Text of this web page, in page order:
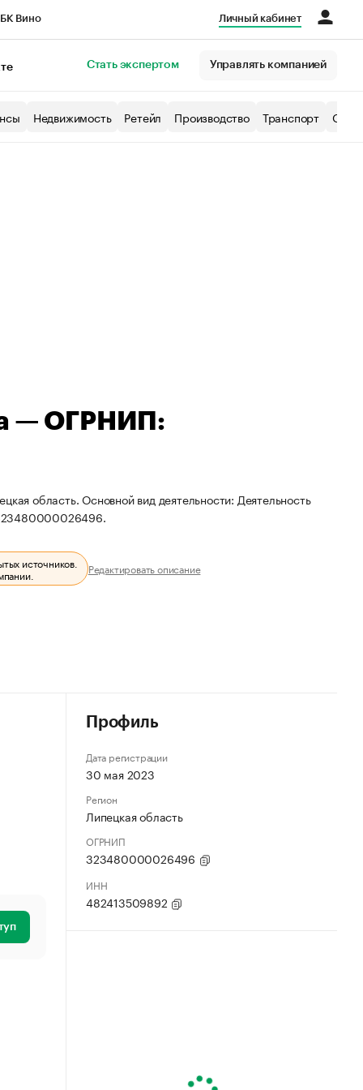
Вино Личный кабинет
Стать экспертом Управлять компанией
Недвижимость Ретейл Производство Транспорт
— ОГРНИП:
область. Основной вид деятельности: Деятельность
источников.
Редактировать описание
Профиль
Дата регистрации
30 мая 2023
Регион
Липецкая область
ОГРНИП
323480000026496
ИНН
482413509892